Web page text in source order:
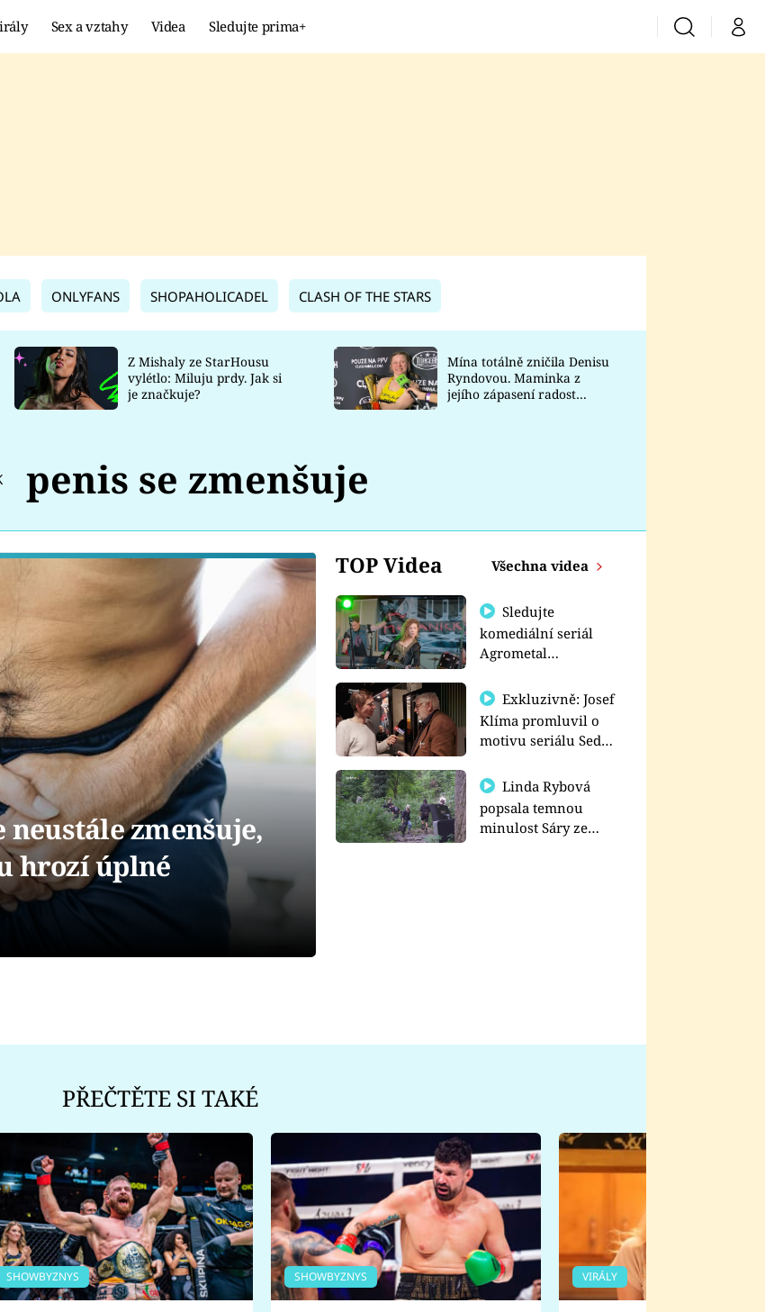
Sex a vztahy Videa Sledujte prima+ VyhledáváníMůj
Prima Lajk
Sledujte nás
ONLYFANS SHOPAHOLICADEL CLASH OF THE STARS
Z Mishaly ze StarHousu
vylétlo: Miluju prdy. Jak si
je značkuje?
Mína totálně zničila Denisu
Ryndovou. Maminka z
jejího zápasení radost
penis se zmenšuje
TOP Videa Všechna videa
Sledujte
komediální seriál
Agrometal
prima+
Exkluzivně: Josef
Klíma promluvil o
motivu seriálu Sedm
Linda Rybová
popsala temnou
minulost Sáry ze
neustále zmenšuje,
hrozí úplné
PŘEČTĚTE SI TAKÉ
SHOWBYZNYS SHOWBYZNYS VIRÁLY